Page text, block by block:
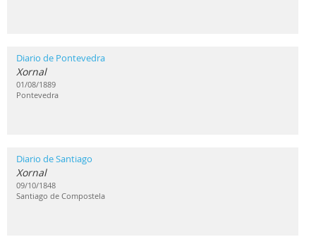
Diario de Pontevedra
Xornal
01/08/1889
Pontevedra
Diario de Santiago
Xornal
09/10/1848
Santiago de Compostela